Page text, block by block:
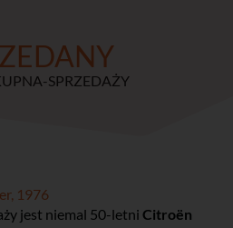
SPRZEDAŻY
1976
jest niemal 50-letni Citroën